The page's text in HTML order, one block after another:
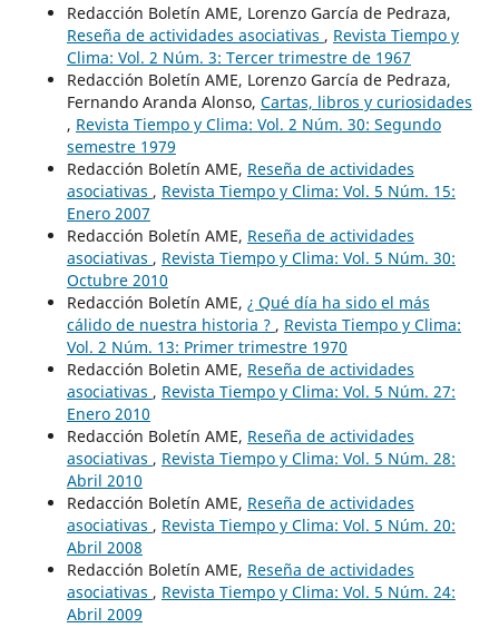
Redacción Boletín AME, Lorenzo García de Pedraza,
Reseña de actividades asociativas , Revista Tiempo y
Clima: Vol. 2 Núm. 3: Tercer trimestre de 1967
Redacción Boletín AME, Lorenzo García de Pedraza,
Fernando Aranda Alonso, Cartas, libros y curiosidades
, Revista Tiempo y Clima: Vol. 2 Núm. 30: Segundo
semestre 1979
Redacción Boletín AME, Reseña de actividades
asociativas , Revista Tiempo y Clima: Vol. 5 Núm. 15:
Enero 2007
Redacción Boletín AME, Reseña de actividades
asociativas , Revista Tiempo y Clima: Vol. 5 Núm. 30:
Octubre 2010
Redacción Boletín AME, ¿ Qué día ha sido el más
cálido de nuestra historia ? , Revista Tiempo y Clima:
Vol. 2 Núm. 13: Primer trimestre 1970
Redacción Boletin AME, Reseña de actividades
asociativas , Revista Tiempo y Clima: Vol. 5 Núm. 27:
Enero 2010
Redacción Boletín AME, Reseña de actividades
asociativas , Revista Tiempo y Clima: Vol. 5 Núm. 28:
Abril 2010
Redacción Boletín AME, Reseña de actividades
asociativas , Revista Tiempo y Clima: Vol. 5 Núm. 20:
Abril 2008
Redacción Boletín AME, Reseña de actividades
asociativas , Revista Tiempo y Clima: Vol. 5 Núm. 24:
Abril 2009